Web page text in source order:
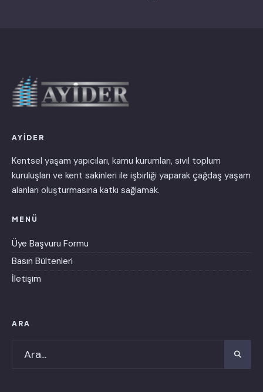
AYİDER
Kentsel yaşam yapıcıları, kamu kurumları, sivil toplum
kuruluşları ve kent sakinleri ile işbirliği yaparak çağdaş yaşam
alanları oluşturmasına katkı sağlamak.
MENÜ
Üye Başvuru Formu
Basın Bültenleri
İletişim
ARA